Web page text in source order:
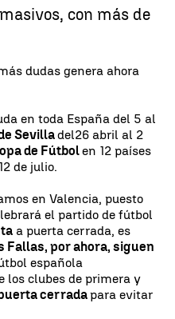
con más de
dudas genera ahora
en toda España del 5 al
Sevilladel26 abril al 2
de Fútbolen 12 países
de julio.
en Valencia, puesto
el partido de fútbol
a puerta cerrada, es
Fallas, por ahora, siguen
española
los clubes de primera y
cerradapara evitar